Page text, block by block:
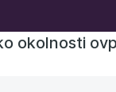
okolnosti